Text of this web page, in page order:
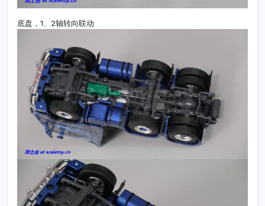
底盘，1、2轴转向联动